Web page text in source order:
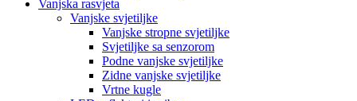
Vanjska rasvjeta
Vanjske svjetiljke
Vanjske stropne svjetiljke
Svjetiljke sa senzorom
Podne vanjske svjetiljke
Zidne vanjske svjetiljke
Vrtne kugle